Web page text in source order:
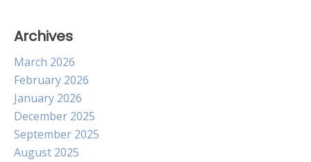
Archives
March 2026
February 2026
January 2026
December 2025
September 2025
August 2025